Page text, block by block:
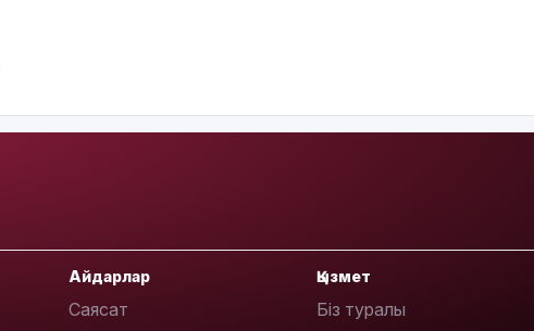
Айдарлар
Саясат
Қызмет
Біз туралы